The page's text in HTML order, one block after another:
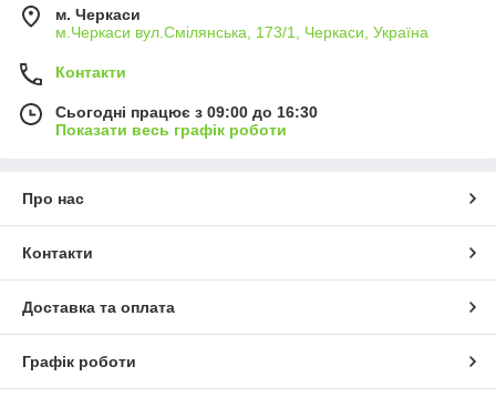
м. Черкаси
м.Черкаси вул.Смілянська, 173/1, Черкаси, Україна
Контакти
Сьогодні працює з 09:00 до 16:30
Показати весь графік роботи
Про нас
Контакти
Доставка та оплата
Графік роботи